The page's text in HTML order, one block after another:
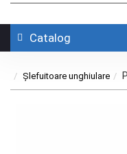
Catalog
Șlefuitoare unghiulare